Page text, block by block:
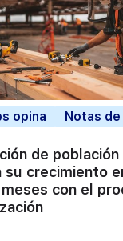
opina Notas
de
su crecimiento
con el